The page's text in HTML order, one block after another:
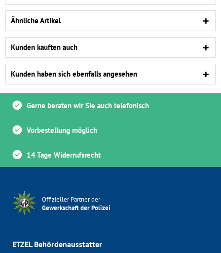
Ähnliche Artikel
Kunden kauften auch
Kunden haben sich ebenfalls angesehen
Gerne beraten wir Sie auch telefonisch
Vorbestellung möglich
14 Tage Widerrufsrecht
Offizieller Partner der
Gewerkschaft der Polizei
ETZEL Behördenausstatter